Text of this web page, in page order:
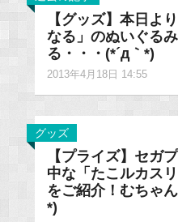
【グッズ】本日よ
なる」のぬいぐる
る・・・(*´д｀*)
2013年4月18日 14:55
グッズ
【プライズ】セガ
中な「たこルカス
をご紹介！むちゃ
*)